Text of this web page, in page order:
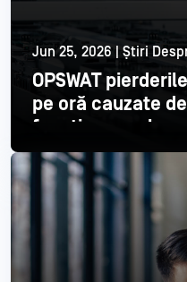
Jun 25, 2026 | Știri
OPSWAT
pe oră cauzate
funcționare ale
semiconductori
Citește mai mult